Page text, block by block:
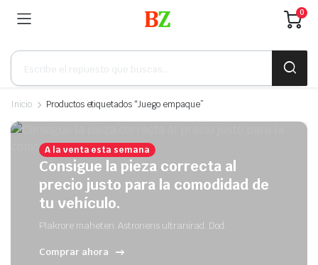
0
Búsqueda
productos
Inicio Productos etiquetados “Juego empaque”
A la venta esta semana
Consigue la pieza correcta al
precio justo para la comodidad de
tu vehículo.
Plakrore maheten. Astronens ultranirad. Dod.
Comprar ahora